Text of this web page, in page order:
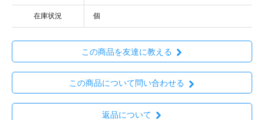
在庫状況 個
この商品を友達に教える
この商品について問い合わせる
返品について